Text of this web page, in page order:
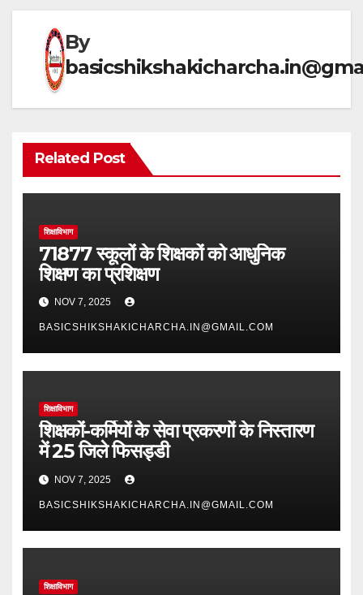
p
k
By
Related Post
शिक्षाविभाग
71877 स्कूलों के शिक्षकों को आधुनिक
शिक्षण का प्रशिक्षण
NOV 7, 2025
BASICSHIKSHAKICHARCHA.IN@GMAIL.COM
शिक्षाविभाग
शिक्षकों-कर्मियों के सेवा प्रकरणों के निस्तारण
में 25 जिले फिसड्डी
NOV 7, 2025
BASICSHIKSHAKICHARCHA.IN@GMAIL.COM
शिक्षाविभाग